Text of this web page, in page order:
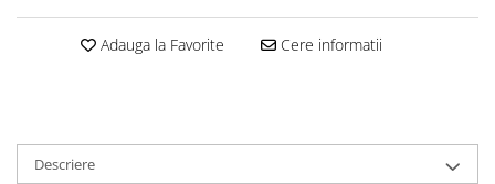
Adauga la Favorite Cere informatii
Descriere